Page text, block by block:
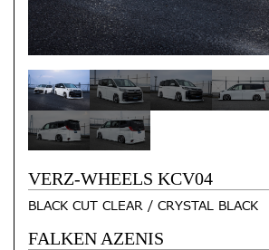
VERZ-WHEELS KCV04
BLACK CUT CLEAR / CRYSTAL BLACK
FALKEN AZENIS